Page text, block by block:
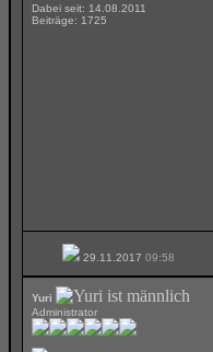
Dabei seit: 14.08.2011
Beiträge: 1725
29.11.2017 09:58
Yuri
Administrator